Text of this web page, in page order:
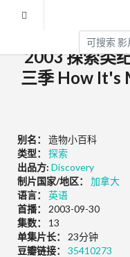
2003 探索类
三季 How It's
别名：
造物小百科
类型：
探索
出品方: Discovery
制片国家/地区：
加拿大
语言：
英语
首播：
2003-09-30
集数：
13
单集片长：
23分钟
豆瓣链接：
35410273